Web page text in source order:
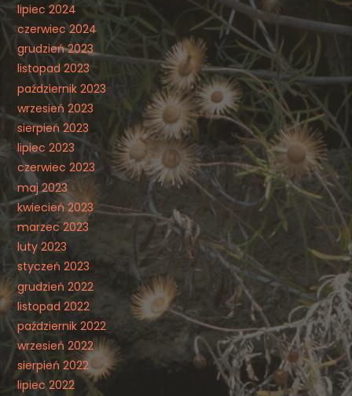
lipiec 2024
czerwiec 2024
grudzień 2023
listopad 2023
październik 2023
wrzesień 2023
sierpień 2023
lipiec 2023
czerwiec 2023
maj 2023
kwiecień 2023
marzec 2023
luty 2023
styczeń 2023
grudzień 2022
listopad 2022
październik 2022
wrzesień 2022
sierpień 2022
lipiec 2022